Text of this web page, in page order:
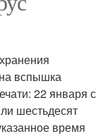
вспышка
22 января с
шестьдесят
время